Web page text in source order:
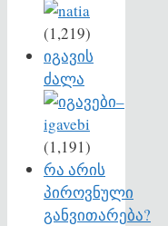
(1,219)
იგავის
ძალა
(1,191)
რა არის
პიროვნული
განვითარება?